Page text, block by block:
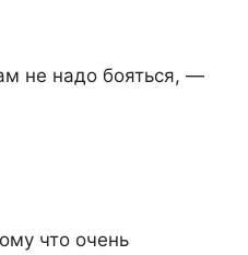
не надо бояться, —
что очень